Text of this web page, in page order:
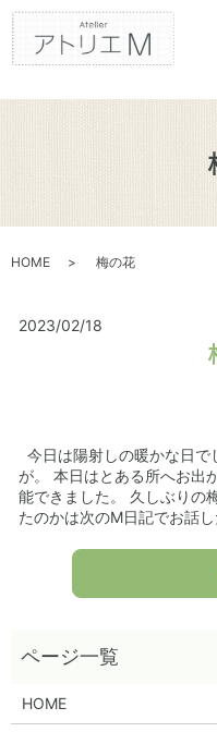
HOME 梅の花
2023/02/18
今日は陽射しの暖かな日
が。 本日はとある所へお出
能できました。 久しぶりの
たのかは次のM日記でお話
HOME